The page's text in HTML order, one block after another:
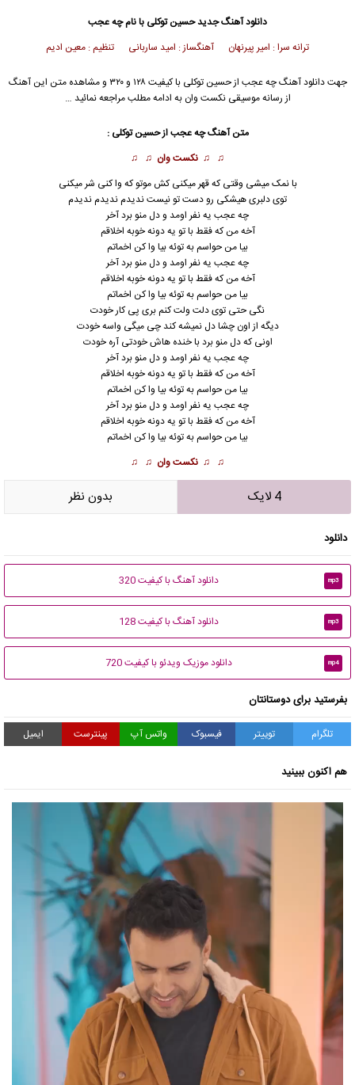
دانلود آهنگ جدیدحسین توکلی با نام چه عجب
ترانه سرا : امیر پیرنهان آهنگساز : امید ساربانی تنظیم : معین ادیم
جهت دانلود آهنگ چه عجب ازحسین توکلی
با کیفیت ۱۲۸ و ۳۲۰ و مشاهده متن این آهنگ
از رسانه موسیقی نکست وان به ادامه مطلب مراجعه نمائید …
متن آهنگ چه عجب ازحسین توکلی :
♫ ♫ نکست وان ♫ ♫
با نمک میشی وقتی که قهر میکنی کش موتو که وا کنی شر میکنی
توی دلبری هیشکی رو دست تو نیست ندیدم ندیدم ندیدم
چه عجب یه نفر اومد و دل منو برد آخر
آخه من که فقط با تو یه دونه خوبه اخلاقم
بیا من حواسم به توئه بیا وا کن اخماتم
چه عجب یه نفر اومد و دل منو برد آخر
آخه من که فقط با تو یه دونه خوبه اخلاقم
بیا من حواسم به توئه بیا وا کن اخماتم
نگی حتی توی دلت ولت کنم بری پی کار خودت
دیگه از اون چشا دل نمیشه کند چی میگی واسه خودت
اونی که دل منو برد با خنده هاش خودتی آره خودت
چه عجب یه نفر اومد و دل منو برد آخر
آخه من که فقط با تو یه دونه خوبه اخلاقم
بیا من حواسم به توئه بیا وا کن اخماتم
چه عجب یه نفر اومد و دل منو برد آخر
آخه من که فقط با تو یه دونه خوبه اخلاقم
بیا من حواسم به توئه بیا وا کن اخماتم
♫ ♫ نکست وان ♫ ♫
4 لایک بدون نظر
دانلود
mp3 دانلود آهنگ با کیفیت 320
mp3 دانلود آهنگ با کیفیت 128
mp4 دانلود موزیک ویدئو با کیفیت 720
بفرستید برای دوستانتان
تلگرام توییتر فیسبوک واتس آپ پینترست ایمیل
هم اکنون ببینید